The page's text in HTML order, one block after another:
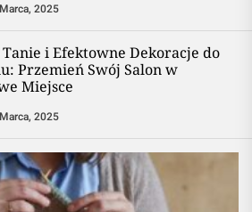
2025
Tanie i Efektowne Dekoracje do
Przemień Swój Salon w
Miejsce
2025